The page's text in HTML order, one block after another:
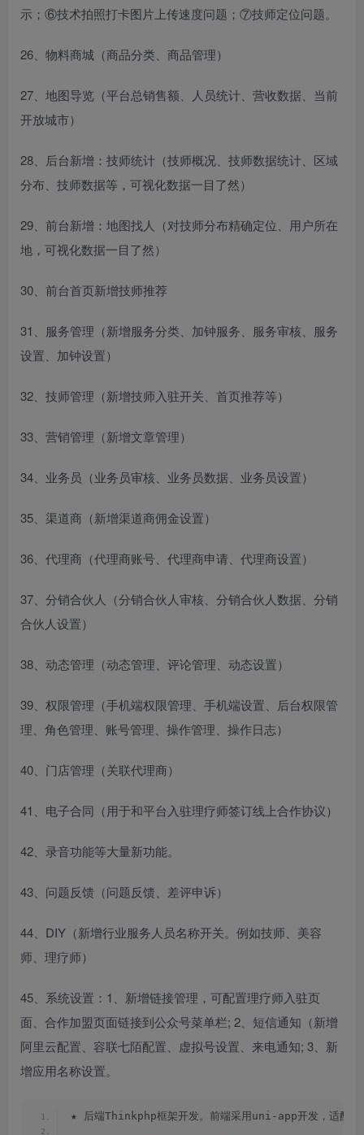
示；⑥技术拍照打卡图片上传速度问题；⑦技师定位问题。
26、物料商城（商品分类、商品管理）
27、地图导览（平台总销售额、人员统计、营收数据、当前
开放城市）
28、后台新增：技师统计（技师概况、技师数据统计、区域
分布、技师数据等，可视化数据一目了然）
29、前台新增：地图找人（对技师分布精确定位、用户所在
地，可视化数据一目了然）
30、前台首页新增技师推荐
31、服务管理（新增服务分类、加钟服务、服务审核、服务
设置、加钟设置）
32、技师管理（新增技师入驻开关、首页推荐等）
33、营销管理（新增文章管理）
34、业务员（业务员审核、业务员数据、业务员设置）
35、渠道商（新增渠道商佣金设置）
36、代理商（代理商账号、代理商申请、代理商设置）
37、分销合伙人（分销合伙人审核、分销合伙人数据、分销
合伙人设置）
38、动态管理（动态管理、评论管理、动态设置）
39、权限管理（手机端权限管理、手机端设置、后台权限管
理、角色管理、账号管理、操作管理、操作日志）
40、门店管理（关联代理商）
41、电子合同（用于和平台入驻理疗师签订线上合作协议）
42、录音功能等大量新功能。
43、问题反馈（问题反馈、差评申诉）
44、DIY（新增行业服务人员名称开关。例如技师、美容
师、理疗师）
45、系统设置：1、新增链接管理，可配置理疗师入驻页
面、合作加盟页面链接到公众号菜单栏; 2、短信通知（新增
阿里云配置、容联七陌配置、虚拟号设置、来电通知; 3、新
增应用名称设置。
★ 后端Thinkphp框架开发。前端采用uni-app开发，适配多